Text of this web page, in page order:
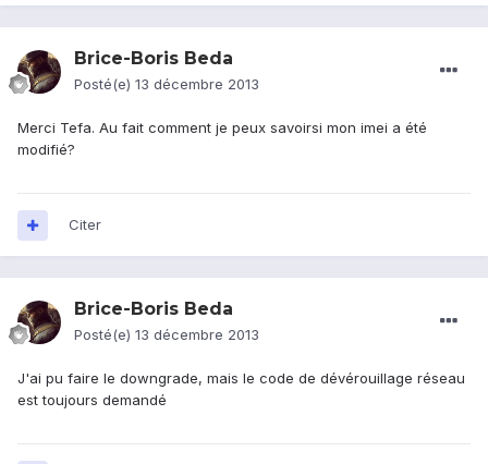
Brice-Boris Beda
Posté(e) 13 décembre 2013
Merci Tefa. Au fait comment je peux savoirsi mon imei a été
modifié?
Citer
Brice-Boris Beda
Posté(e) 13 décembre 2013
J'ai pu faire le downgrade, mais le code de dévérouillage réseau
est toujours demandé